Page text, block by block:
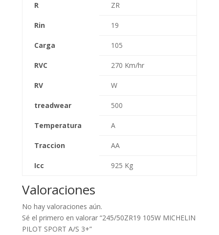
R ZR
Rin 19
Carga 105
RVC 270 Km/hr
RV W
treadwear 500
Temperatura A
Traccion AA
Icc 925 Kg
Valoraciones
No hay valoraciones aún.
Sé el primero en valorar “245/50ZR19 105W MICHELIN
PILOT SPORT A/S 3+”